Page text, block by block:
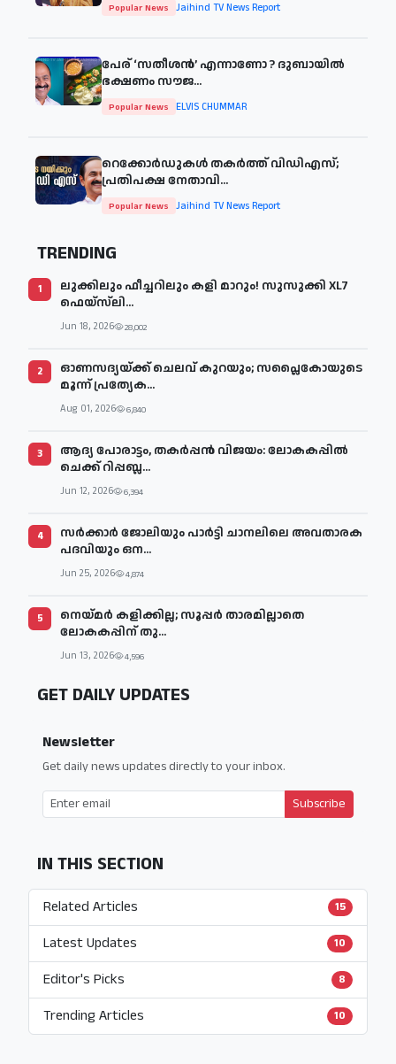
Popular News Jaihind TV News Report
പേര് ‘സതീശന്‍’ എന്നാണോ ? ദുബായില്‍
ഭക്ഷണം സൗജ...
Popular News ELVIS CHUMMAR
റെക്കോർഡുകൾ തകർത്ത് വിഡിഎസ്;
പ്രതിപക്ഷ നേതാവി...
Popular News Jaihind TV News Report
TRENDING
1
ലുക്കിലും ഫീച്ചറിലും കളി മാറും! സുസുക്കി XL7
ഫെയ്‌സ്‌ലി...
Jun 18, 2026 28,002
2
ഓണസദ്യയ്ക്ക് ചെലവ് കുറയും; സപ്ലൈകോയുടെ
മൂന്ന് പ്രത്യേക...
Aug 01, 2026 6,840
3
ആദ്യ പോരാട്ടം, തകർപ്പൻ വിജയം: ലോകകപ്പിൽ
ചെക്ക് റിപ്പബ്ല...
Jun 12, 2026 6,394
4
സര്‍ക്കാര്‍ ജോലിയും പാര്‍ട്ടി ചാനലിലെ അവതാരക
പദവിയും ഒന...
Jun 25, 2026 4,874
5
നെയ്മര്‍ കളിക്കില്ല; സൂപ്പര്‍ താരമില്ലാതെ
ലോകകപ്പിന് തു...
Jun 13, 2026 4,596
GET DAILY UPDATES
Newsletter
Get daily news updates directly to your inbox.
Subscribe
IN THIS SECTION
Related Articles 15
Latest Updates 10
Editor's Picks 8
Trending Articles 10